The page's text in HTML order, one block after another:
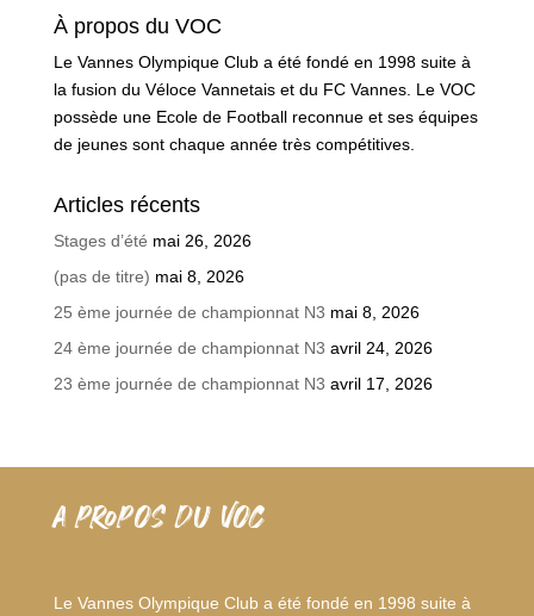
À propos du VOC
Le Vannes Olympique Club a été fondé en 1998 suite à
la fusion du Véloce Vannetais et du FC Vannes. Le VOC
possède une Ecole de Football reconnue et ses équipes
de jeunes sont chaque année très compétitives.
Articles récents
Stages d’été mai 26, 2026
(pas de titre) mai 8, 2026
25 ème journée de championnat N3 mai 8, 2026
24 ème journée de championnat N3 avril 24, 2026
23 ème journée de championnat N3 avril 17, 2026
A PROPOS DU VOC
Le Vannes Olympique Club a été fondé en 1998 suite à